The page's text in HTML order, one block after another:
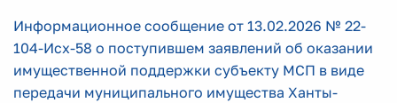
Информационное сообщение от 13.02.2026 № 22-
104-Исх-58 о поступившем заявлений об оказании
имущественной поддержки субъекту МСП в виде
передачи муниципального имущества Ханты-